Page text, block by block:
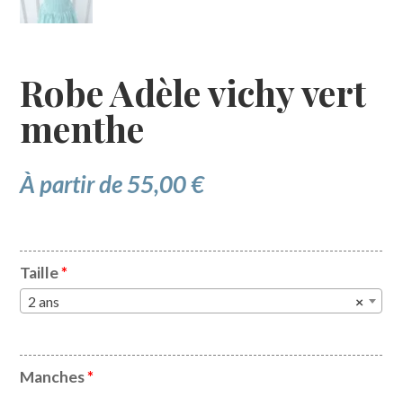
Robe Adèle vichy vert
menthe
À partir de55,00€
Taille*
×
2 ans
Manches*